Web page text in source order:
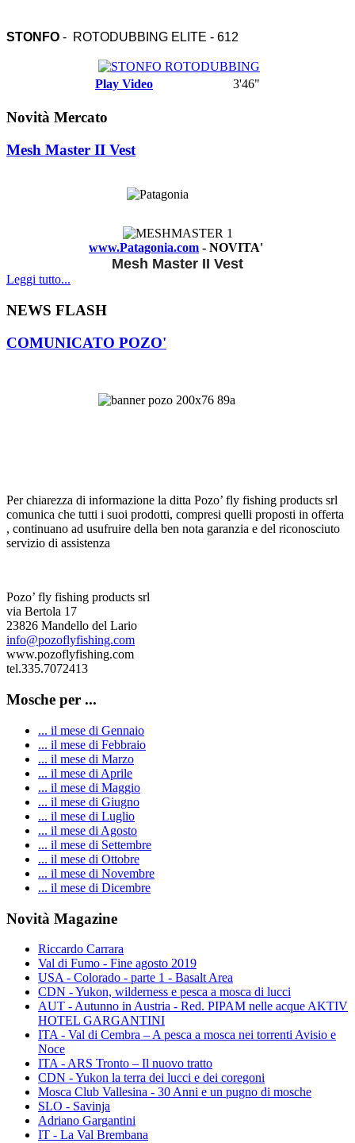
STONFO - ROTODUBBING ELITE - 612
Play Video 3'46"
Novità Mercato
Mesh Master II Vest
www.Patagonia.com - NOVITA'
Mesh Master II Vest
Leggi tutto...
NEWS FLASH
COMUNICATO POZO'
Per chiarezza di informazione la ditta Pozo’ fly fishing products srl
comunica che tutti i suoi prodotti, compresi quelli proposti in offerta
, continuano ad usufruire della ben nota garanzia e del riconosciuto
servizio di assistenza
Pozo’ fly fishing products srl
via Bertola 17
23826 Mandello del Lario
info@pozoflyfishing.com
www.pozoflyfishing.com
tel.335.7072413
Mosche per ...
... il mese di Gennaio
... il mese di Febbraio
... il mese di Marzo
... il mese di Aprile
... il mese di Maggio
... il mese di Giugno
... il mese di Luglio
... il mese di Agosto
... il mese di Settembre
... il mese di Ottobre
... il mese di Novembre
... il mese di Dicembre
Novità Magazine
Riccardo Carrara
Val di Fumo - Fine agosto 2019
USA - Colorado - parte 1 - Basalt Area
CDN - Yukon, wilderness e pesca a mosca di lucci
AUT - Autunno in Austria - Red. PIPAM nelle acque AKTIV
HOTEL GARGANTINI
ITA - Val di Cembra – A pesca a mosca nei torrenti Avisio e
Noce
ITA - ARS Tronto – Il nuovo tratto
CDN - Yukon la terra dei lucci e dei coregoni
Mosca Club Vallesina - 30 Anni e un pugno di mosche
SLO - Savinja
Adriano Gargantini
IT - La Val Brembana